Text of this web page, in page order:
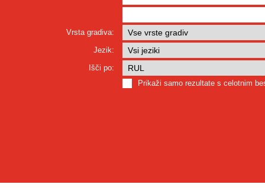
Vrsta gradiva:
Jezik:
Išči po:
Prikaži samo rezultate s celotnim